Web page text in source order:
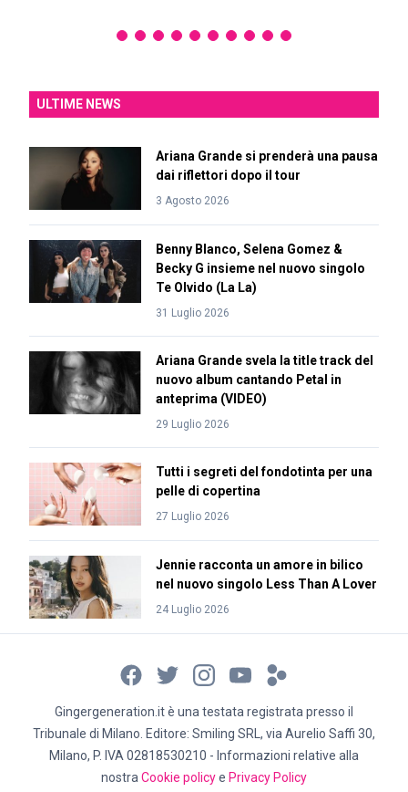
ULTIME NEWS
Ariana Grande si prenderà una pausa
dai riflettori dopo il tour
3 Agosto 2026
Benny Blanco, Selena Gomez &
Becky G insieme nel nuovo singolo
Te Olvido (La La)
31 Luglio 2026
Ariana Grande svela la title track del
nuovo album cantando Petal in
anteprima (VIDEO)
29 Luglio 2026
Tutti i segreti del fondotinta per una
pelle di copertina
27 Luglio 2026
Jennie racconta un amore in bilico
nel nuovo singolo Less Than A Lover
24 Luglio 2026
Gingergeneration.it è una testata registrata presso il
Tribunale di Milano. Editore: Smiling SRL, via Aurelio Saffi 30,
Milano, P. IVA 02818530210 - Informazioni relative alla
nostra Cookie policye Privacy Policy